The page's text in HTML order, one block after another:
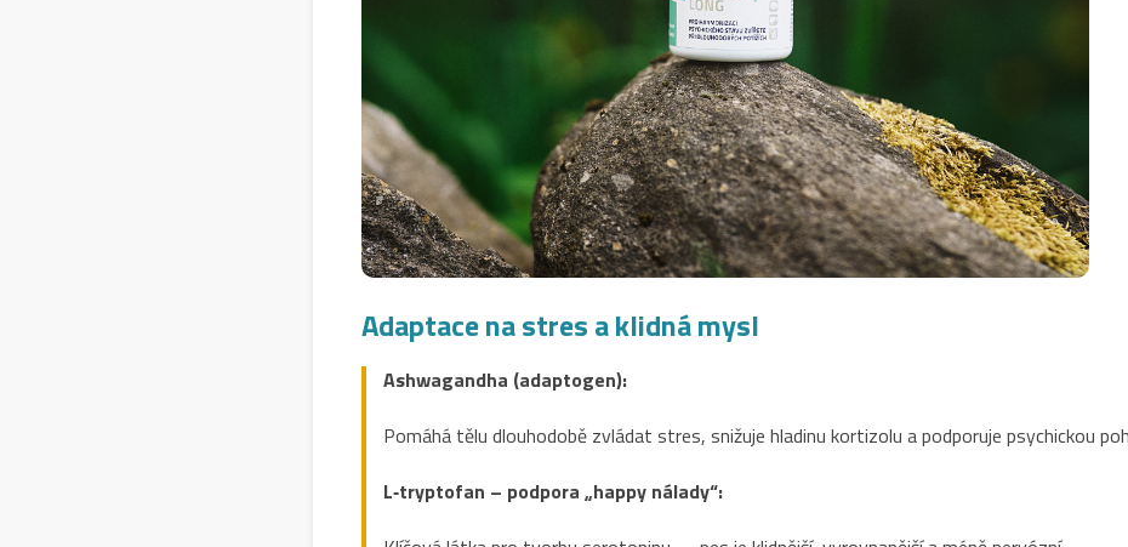
Adaptace na stres a klidná mysl
Ashwagandha (adaptogen):
Pomáhá tělu dlouhodobě zvládat stres, snižuje hladinu kortizolu a podporuje psychickou
L‑tryptofan – podpora „happy nálady“: